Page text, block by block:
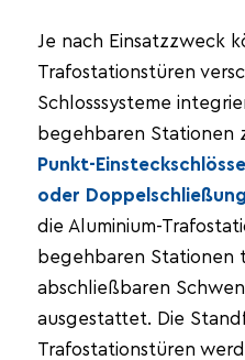
Je nach Einsatzzweck
Trafostationstüren
Schlosssysteme
begehbaren Stationen
Punkt-
oder Doppelschließung
die Aluminium-
begehbaren Stationen
abschließbaren
ausgestattet. Die
Trafostationstüren